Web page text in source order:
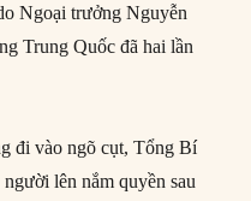
Ngoại trưởng Nguyễn
Trung Quốc đã hai lần
đi vào ngõ cụt, Tổng Bí
lên nắm quyền sau